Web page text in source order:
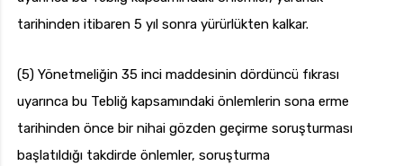
tarihinden itibaren 5 yıl sonra yürürlükten kalkar.
(5) Yönetmeliğin 35 inci maddesinin dördüncü fıkrası
uyarınca bu Tebliğ kapsamındaki önlemlerin sona erme
tarihinden önce bir nihai gözden geçirme soruşturması
başlatıldığı takdirde önlemler, soruşturma